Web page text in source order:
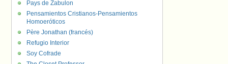
Pays de Zabulon
Pensamientos Cristianos-Pensamientos
Homoeróticos
Père Jonathan (francés)
Refugio Interior
Soy Cofrade